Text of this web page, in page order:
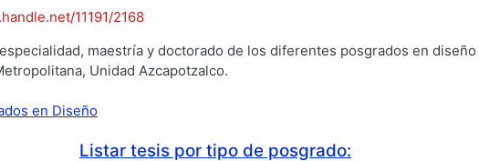
11191/2168
maestría y doctorado de los diferentes posgrados en
Unidad Azcapotzalco.
en Diseño
Listar tesis por tipo de posgrado: